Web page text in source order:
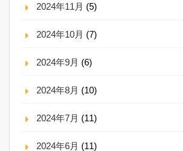
2024年11月 (5)
2024年10月 (7)
2024年9月 (6)
2024年8月 (10)
2024年7月 (11)
2024年6月 (11)